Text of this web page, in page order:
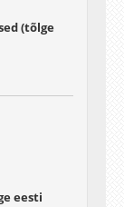
(tõlge
eesti